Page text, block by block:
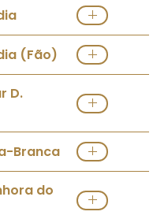
(Fão)
D.
Branca
do